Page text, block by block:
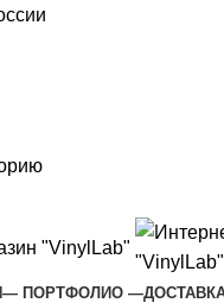
— ПОРТФОЛИО —